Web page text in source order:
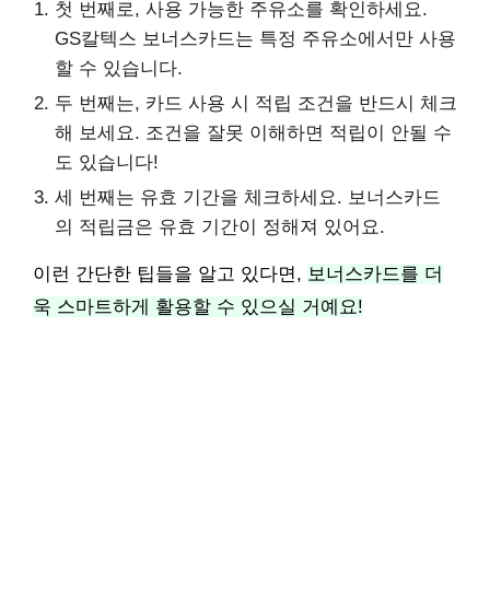
첫 번째로, 사용 가능한 주유소를 확인하세요.
GS칼텍스 보너스카드는 특정 주유소에서만 사용
할 수 있습니다.
두 번째는, 카드 사용 시 적립 조건을 반드시 체크
해 보세요. 조건을 잘못 이해하면 적립이 안될 수
도 있습니다!
세 번째는 유효 기간을 체크하세요. 보너스카드
의 적립금은 유효 기간이 정해져 있어요.
이런 간단한 팁들을 알고 있다면, 보너스카드를 더
욱 스마트하게 활용할 수 있으실 거예요!